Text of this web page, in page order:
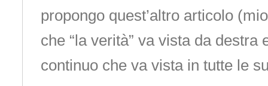
propongo quest’altro articolo
che “la verità” va vista da
continuo che va vista in tutte le